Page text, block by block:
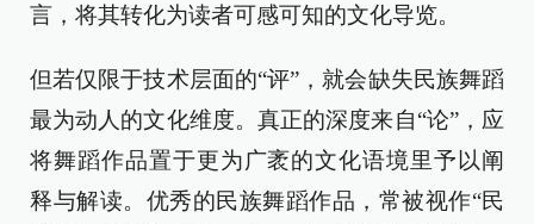
言，将其转化为读者可感可知的文化导览。
但若仅限于技术层面的“评”，就会缺失民族舞蹈
最为动人的文化维度。真正的深度来自“论”，应
将舞蹈作品置于更为广袤的文化语境里予以阐
释与解读。优秀的民族舞蹈作品，常被视作“民